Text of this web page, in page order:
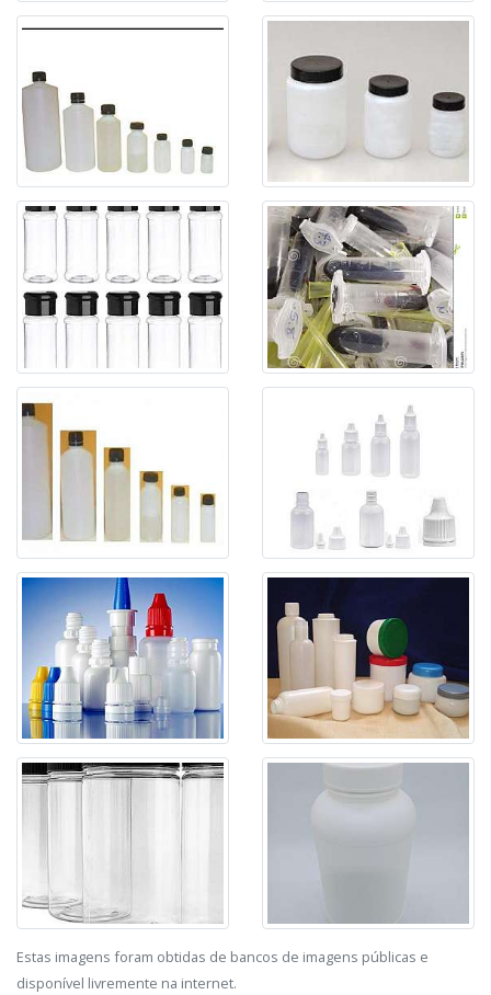
Estas imagens foram obtidas de bancos de imagens públicas e
disponível livremente na internet.